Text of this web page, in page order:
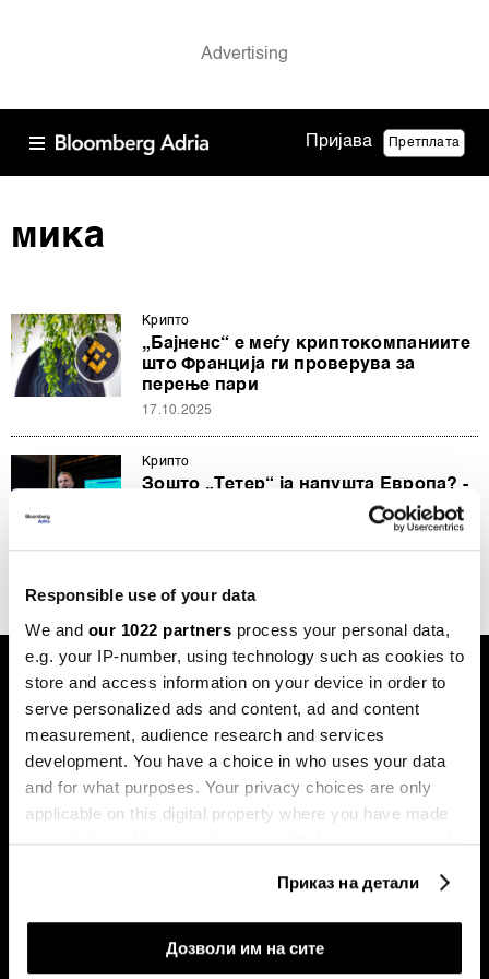
Responsible use of your data
We and our 1022 partners process your personal data,
e.g. your IP-number, using technology such as cookies to
store and access information on your device in order to
serve personalized ads and content, ad and content
measurement, audience research and services
development. You have a choice in who uses your data
and for what purposes. Your privacy choices are only
applicable on this digital property where you have made
your choices. You can change or withdraw your consent
If you allow, we would also like to:
Collect information about your geographical
Приказ на детали
Дозволи им на сите
Пријава Претплата
мика
Крипто
„Бајненс“ е меѓу криптокомпаниите
што Франција ги проверува за
перење пари
17.10.2025
Крипто
Зошто „Тетер“ ја напушта Европа? -
Стабилните монети сè повеќе се
28.05.2025
Претплатете се на
билтенот
Политика
Настани на Блумберг Адрија